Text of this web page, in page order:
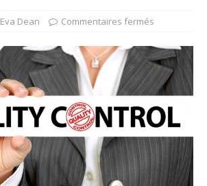
Eva Dean Commentaires fermés